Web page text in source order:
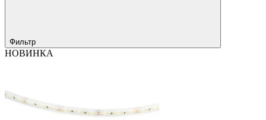
Фильтр
НОВИНКА